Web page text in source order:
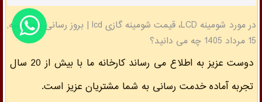
در مورد شومینه LCD، قیمت شومینه گازی lcd | بروز رسانی پنج شنبه,
15 مرداد 1405 چه می دانید؟
دوست عزیز به اطلاع می رساند کارخانه ما با بیش از 20 سال
تجربه آماده خدمت رسانی به شما مشتریان عزیز است.